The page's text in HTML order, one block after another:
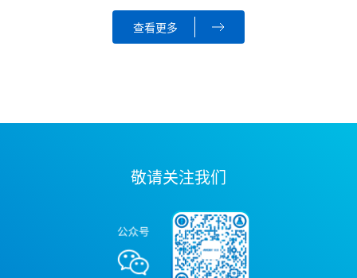
查看更多
敬请关注我们